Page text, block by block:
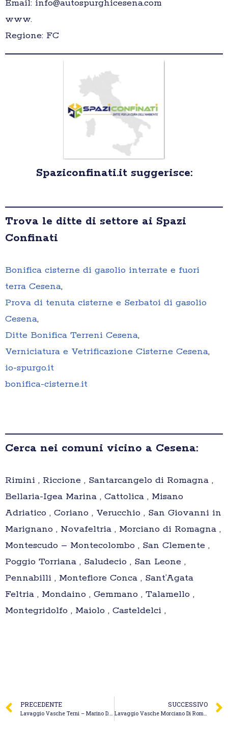
Email: info@autospurghicesena.com
www.
Regione: FC
Spaziconfinati.it suggerisce:
Trova le ditte di settore ai Spazi
Confinati
Bonifica cisterne di gasolio interrate e fuori
terra Cesena,
Prova di tenuta cisterne e Serbatoi di gasolio
Cesena,
Ditte Bonifica Terreni Cesena,
Verniciatura e Vetrificazione Cisterne Cesena,
io-spurgo.it
bonifica-cisterne.it
Cerca nei comuni vicino a Cesena:
Rimini , Riccione , Santarcangelo di Romagna ,
Bellaria-Igea Marina , Cattolica , Misano
Adriatico , Coriano , Verucchio , San Giovanni in
Marignano , Novafeltria , Morciano di Romagna ,
Montescudo – Montecolombo , San Clemente ,
Poggio Torriana , Saludecio , San Leone ,
Pennabilli , Montefiore Conca , Sant’Agata
Feltria , Mondaino , Gemmano , Talamello ,
Montegridolfo , Maiolo , Casteldelci ,
PRECEDENTE
Lavaggio Vasche Terni – Marino D. & F. Spurgo Fognature
SUCCESSIVO
Lavaggio Vasche Morciano Di Romagna – Eureko